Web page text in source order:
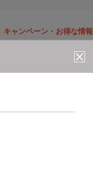
キャンペーン・お得な情報